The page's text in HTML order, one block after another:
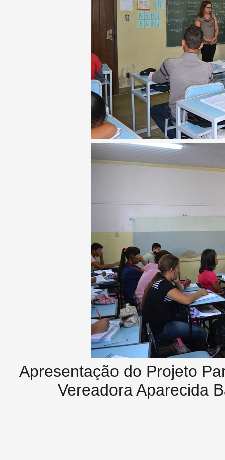
Apresentação do Projeto
Vereadora Aparecida